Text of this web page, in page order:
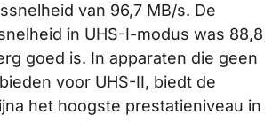
van 96,7 MB/s. De
in UHS-I-modus was 88,8
goed is. In apparaten die geen
voor UHS-II, biedt de
het hoogste prestatieniveau in